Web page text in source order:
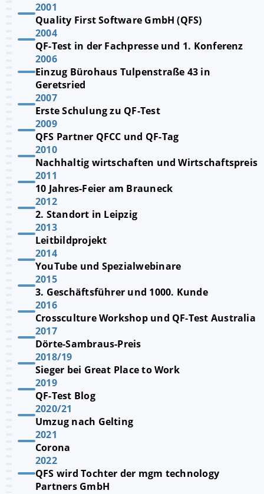
2001
Quality First Software GmbH (QFS)
2004
QF-Test in der Fachpresse und 1. Konferenz
2006
Einzug Bürohaus Tulpenstraße 43 in
Geretsried
2007
Erste Schulung zu QF-Test
2009
QFS Partner QFCC und QF-Tag
2010
Nachhaltig wirtschaften und Wirtschaftspreis
2011
10 Jahres-Feier am Brauneck
2012
2. Standort in Leipzig
2013
Leitbildprojekt
2014
YouTube und Spezialwebinare
2015
3. Geschäftsführer und 1000. Kunde
2016
Crossculture Workshop und QF-Test Australia
2017
Dörte-Sambraus-Preis
2018/19
Sieger bei Great Place to Work
2019
QF-Test Blog
2020/21
Umzug nach Gelting
2021
Corona
2022
QFS wird Tochter der mgm technology
Partners GmbH